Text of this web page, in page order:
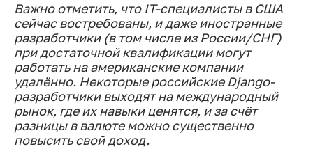
Важно отметить, что IT-специалисты в США
сейчас востребованы, и даже иностранные
разработчики (в том числе из России/СНГ)
при достаточной квалификации могут
работать на американские компании
удалённо. Некоторые российские Django-
разработчики выходят на международный
рынок, где их навыки ценятся, и за счёт
разницы в валюте можно существенно
повысить свой доход.